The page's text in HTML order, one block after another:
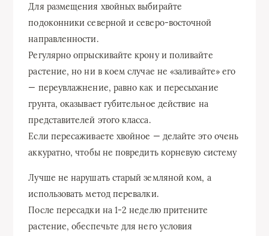
Для размещения хвойных выбирайте
подоконники северной и северо-восточной
направленности.
Регулярно опрыскивайте крону и поливайте
растение, но ни в коем случае не «заливайте» его
— переувлажнение, равно как и пересыхание
грунта, оказывает губительное действие на
представителей этого класса.
Если пересаживаете хвойное — делайте это очень
аккуратно, чтобы не повредить корневую систему
Лучше не нарушать старый земляной ком, а
использовать метод перевалки.
После пересадки на 1-2 неделю притените
растение, обеспечьте для него условия